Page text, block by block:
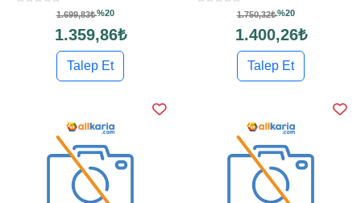
1.699,83₺%20
1.359,86₺
Talep Et
1.750,32₺%20
1.400,26₺
Talep Et